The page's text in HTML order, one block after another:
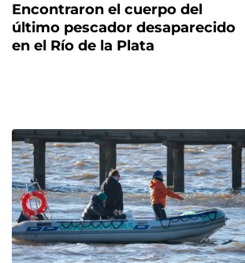
Encontraron el cuerpo del
último pescador desaparecido
en el Río de la Plata